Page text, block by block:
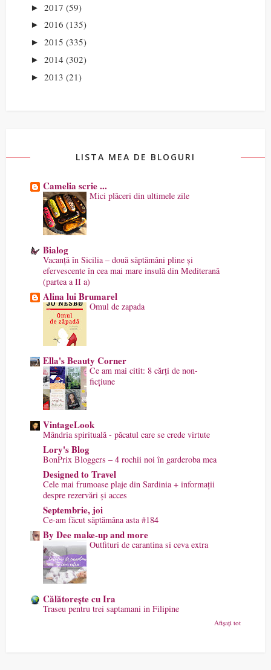
► 2017 (59)
► 2016 (135)
► 2015 (335)
► 2014 (302)
► 2013 (21)
LISTA MEA DE BLOGURI
Camelia scrie ...
Mici plăceri din ultimele zile
Bialog
Vacanță în Sicilia – două săptămâni pline și
efervescente în cea mai mare insulă din Mediterană
(partea a II a)
Alina lui Brumarel
Omul de zapada
Ella's Beauty Corner
Ce am mai citit: 8 cărți de non-
ficțiune
VintageLook
Mândria spirituală - păcatul care se crede virtute
Lory's Blog
BonPrix Bloggers – 4 rochii noi în garderoba mea
Designed to Travel
Cele mai frumoase plaje din Sardinia + informații
despre rezervări și acces
Septembrie, joi
Ce-am făcut săptămâna asta #184
By Dee make-up and more
Outfituri de carantina si ceva extra
Călătorește cu Ira
Traseu pentru trei saptamani in Filipine
Afișați tot